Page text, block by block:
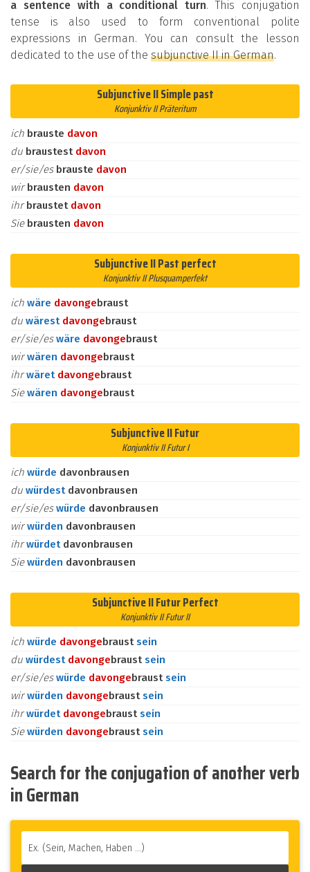
a sentence with a conditional turn. This conjugation
tense is also used to form conventional polite
expressions in German. You can consult the lesson
dedicated to the use of the subjunctive II in German.
Subjunctive II Simple past
Konjunktiv II Präteritum
ich brauste davon
du braustest davon
er/sie/es brauste davon
wirbrausten davon
ihrbraustet davon
Sie brausten davon
Subjunctive II Past perfect
Konjunktiv II Plusquamperfekt
ich wäre davongebraust
du wärest davongebraust
er/sie/eswäre davongebraust
wirwären davongebraust
ihrwäret davongebraust
Siewären davongebraust
Subjunctive II Futur
Konjunktiv II Futur I
ich würde davonbrausen
du würdest davonbrausen
er/sie/eswürde davonbrausen
wirwürden davonbrausen
ihrwürdet davonbrausen
Siewürden davonbrausen
Subjunctive II Futur Perfect
Konjunktiv II Futur II
ich würde davongebraustsein
du würdest davongebraustsein
er/sie/eswürde davongebraustsein
wirwürden davongebraustsein
ihrwürdet davongebraustsein
Siewürden davongebraustsein
Search for the conjugation of another verb
in German